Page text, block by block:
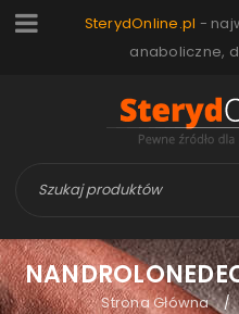
SterydOnline.pl -
anaboliczne,
Strona Główna /